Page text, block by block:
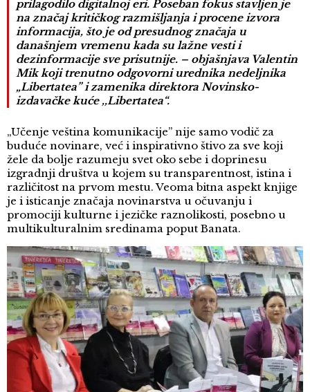
prilagodilo digitalnoj eri. Poseban fokus stavljen je
na značaj kritičkog razmišljanja i procene izvora
informacija, što je od presudnog značaja u
današnjem vremenu kada su lažne vesti i
dezinformacije sve prisutnije. – objašnjava Valentin
Mik koji trenutno odgovorni urednika nedeljnika
„Libertatea” i zamenika direktora Novinsko-
izdavačke kuće ,,Libertatea“.
„Učenje veština komunikacije” nije samo vodič za
buduće novinare, već i inspirativno štivo za sve koji
žele da bolje razumeju svet oko sebe i doprinesu
izgradnji društva u kojem su transparentnost, istina i
različitost na prvom mestu. Veoma bitna aspekt knjige
je i isticanje značaja novinarstva u očuvanju i
promociji kulturne i jezičke raznolikosti, posebno u
multikulturalnim sredinama poput Banata.